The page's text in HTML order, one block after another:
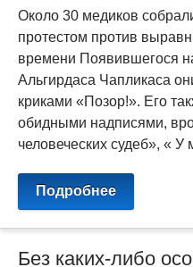
Около 30 медиков
протестом против
времени Появившегося
Альгирдаса Чапликаса
криками «Позор!». Его
обидными надписями,
человеческих судеб», « У
Подробнее
Без каких-либо